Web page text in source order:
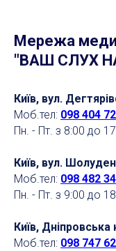
Мережа
"ВАШ СЛУХ
Київ, вул.
Моб.тел: 098 404
Пн. - Пт. з 8:00 до
Київ, вул.
Моб.тел: 098 482
Пн. - Пт. з 9:00 до
Київ,
Моб.тел: 098 747